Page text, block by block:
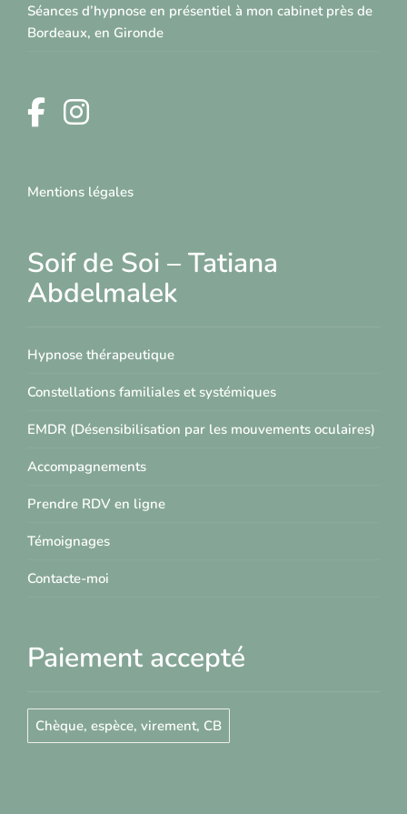
Séances d’hypnose en présentiel à mon cabinet près de
Bordeaux, en Gironde
Mentions légales
Soif de Soi – Tatiana
Abdelmalek
Hypnose thérapeutique
Constellations familiales et systémiques
EMDR (Désensibilisation par les mouvements oculaires)
Accompagnements
Prendre RDV en ligne
Témoignages
Contacte-moi
Paiement accepté
Chèque, espèce, virement, CB